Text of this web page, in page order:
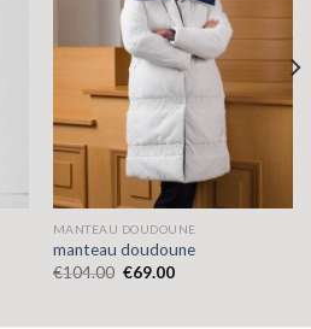
MANTEAU DOUDOUNE
manteau doudoune
€104.00 €69.00